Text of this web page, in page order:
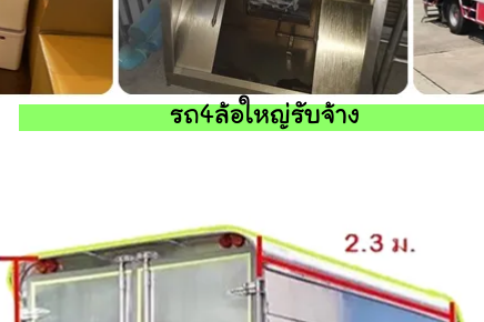
รถ4ล้อใหญ่รับจ้าง